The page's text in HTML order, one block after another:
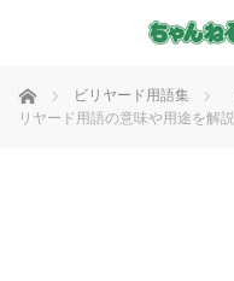
ホーム ビリヤード用語集
リヤード用語の意味や用途を解説